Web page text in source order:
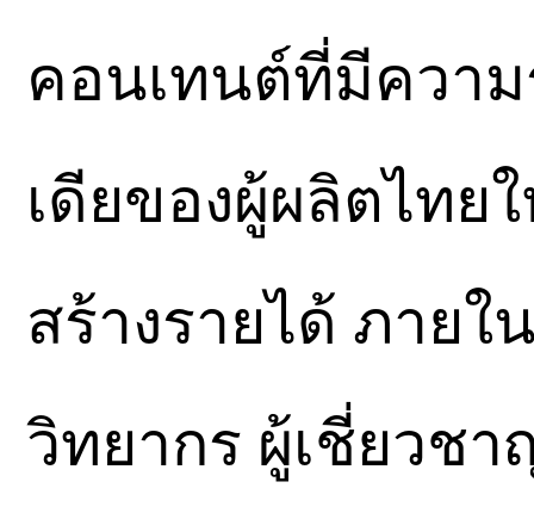
คอนเทนต์ที่มีความ
เดียของผู้ผลิตไทย
สร้างรายได้ ภายใ
วิทยากร ผู้เชี่ยวชา